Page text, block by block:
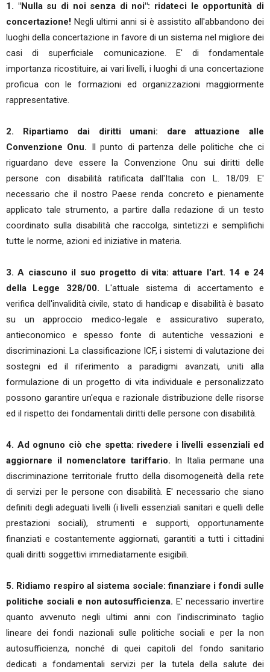
1. "Nulla su di noi senza di noi": ridateci le opportunità di
concertazione! Negli ultimi anni si è assistito all'abbandono dei
luoghi della concertazione in favore di un sistema nel migliore dei
casi di superficiale comunicazione. E' di fondamentale
importanza ricostituire, ai vari livelli, i luoghi di una concertazione
proficua con le formazioni ed organizzazioni maggiormente
rappresentative.
2. Ripartiamo dai diritti umani: dare attuazione alle
Convenzione Onu. Il punto di partenza delle politiche che ci
riguardano deve essere la Convenzione Onu sui diritti delle
persone con disabilità ratificata dall'Italia con L. 18/09. E'
necessario che il nostro Paese renda concreto e pienamente
applicato tale strumento, a partire dalla redazione di un testo
coordinato sulla disabilità che raccolga, sintetizzi e semplifichi
tutte le norme, azioni ed iniziative in materia.
3. A ciascuno il suo progetto di vita: attuare l'art. 14 e 24
della Legge 328/00.L'attuale sistema di accertamento e
verifica dell'invalidità civile, stato di handicap e disabilità è basato
su un approccio medico-legale e assicurativo superato,
antieconomico e spesso fonte di autentiche vessazioni e
discriminazioni. La classificazione ICF, i sistemi di valutazione dei
sostegni ed il riferimento a paradigmi avanzati, uniti alla
formulazione di un progetto di vita individuale e personalizzato
possono garantire un'equa e razionale distribuzione delle risorse
ed il rispetto dei fondamentali diritti delle persone con disabilità.
4. Ad ognuno ciò che spetta: rivedere i livelli essenziali ed
aggiornare il nomenclatore tariffario. In Italia permane una
discriminazione territoriale frutto della disomogeneità della rete
di servizi per le persone con disabilità. E' necessario che siano
definiti degli adeguati livelli (i livelli essenziali sanitari e quelli delle
prestazioni sociali), strumenti e supporti, opportunamente
finanziati e costantemente aggiornati, garantiti a tutti i cittadini
quali diritti soggettivi immediatamente esigibili.
5. Ridiamo respiro al sistema sociale: finanziare i fondi sulle
politiche sociali e non autosufficienza.E' necessario invertire
quanto avvenuto negli ultimi anni con l'indiscriminato taglio
lineare dei fondi nazionali sulle politiche sociali e per la non
autosufficienza, nonché di quei capitoli del fondo sanitario
dedicati a fondamentali servizi per la tutela della salute dei